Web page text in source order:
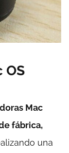
OS
Mac
fábrica,
una